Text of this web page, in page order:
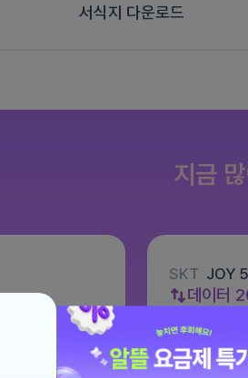
서식지 다운로드
지금
SKT JOY
데이터
월